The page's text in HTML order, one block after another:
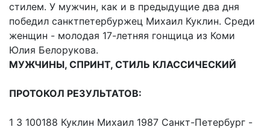
стилем. У мужчин, как и в предыдущие два дня
победил санктпетербуржец Михаил Куклин. Среди
женщин - молодая 17-летняя гонщица из Коми
Юлия Белорукова.
МУЖЧИНЫ, СПРИНТ, СТИЛЬ КЛАССИЧЕСКИЙ
ПРОТОКОЛ РЕЗУЛЬТАТОВ:
1 3 100188 Куклин Михаил 1987 Санкт-Петербург -